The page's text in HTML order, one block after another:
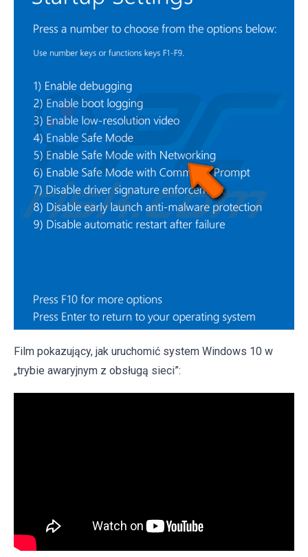
Film pokazujący, jak uruchomić system Windows 10 w
„trybie awaryjnym z obsługą sieci”: